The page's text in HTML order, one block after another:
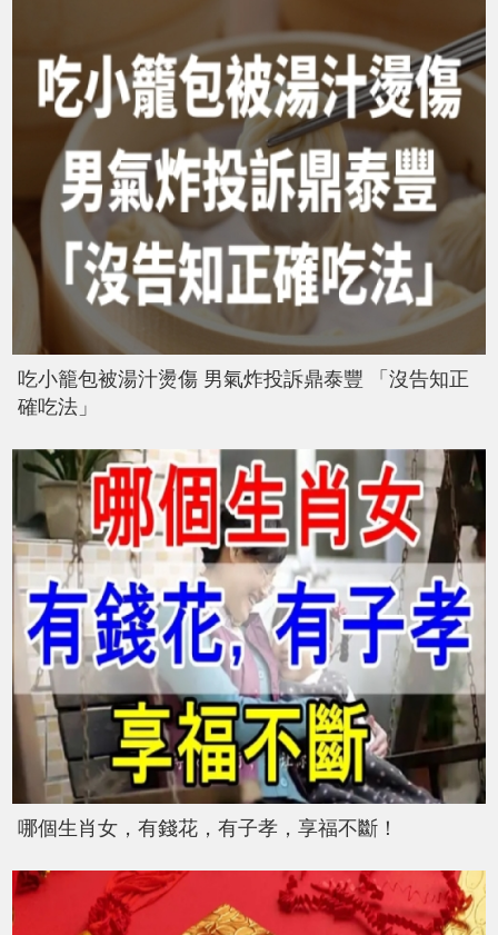
吃小籠包被湯汁燙傷 男氣炸投訴鼎泰豐 「沒告知正
確吃法」
哪個生肖女，有錢花，有子孝，享福不斷！